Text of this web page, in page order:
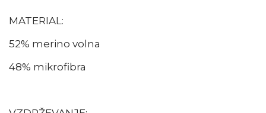
MATERIAL:
52% merino volna
48% mikrofibra